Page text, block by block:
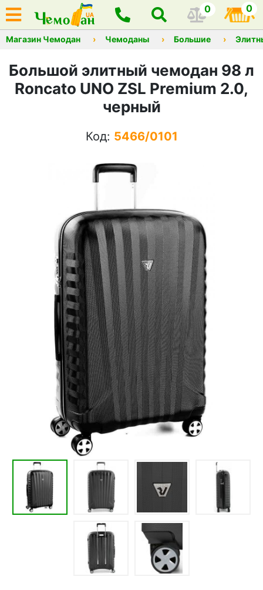
0 0
Магазин Чемодан Чемоданы Большие
Большой элитный чемодан 98 л
Roncato UNO ZSL Premium 2.0,
черный
Код: 5466/0101